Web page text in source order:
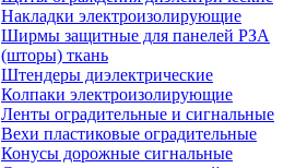
Накладки электроизолирующие
Ширмы защитные для панелей РЗА
(шторы) ткань
Штендеры диэлектрические
Колпаки электроизолирующие
Ленты оградительные и сигнальные
Вехи пластиковые оградительные
Конусы дорожные сигнальные